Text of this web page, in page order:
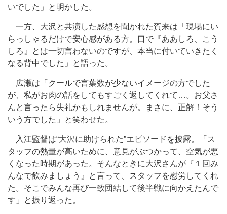
いでした」と明かした。
一方、大沢と共演した感想を聞かれた賀来は「現場にい
らっしゃるだけで安心感がある方。口で『ああしろ、こう
しろ』とは一切言わないのですが、本当に付いていきたく
なる背中でした」と語った。
広瀬は「クールで言葉数が少ないイメージの方でした
が、私がお肉の話をしてもすごく返してくれて…。お父さ
んと言ったら失礼かもしれませんが。まさに、正解！そう
いう方でした」と笑わせた。
入江監督は“大沢に助けられた”エピソードを披露。「ス
タッフの熱量が高いために、意見がぶつかって、空気が悪
くなった時期があった。そんなときに大沢さんが『１回み
んなで飲みましょう』と言って、スタッフを慰労してくれ
た。そこでみんな再び一致団結して後半戦に向かえたんで
す」と振り返った。